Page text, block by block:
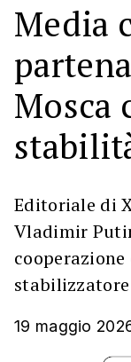
Media
Mosca
Editoriale di
Vladimir
19 maggio